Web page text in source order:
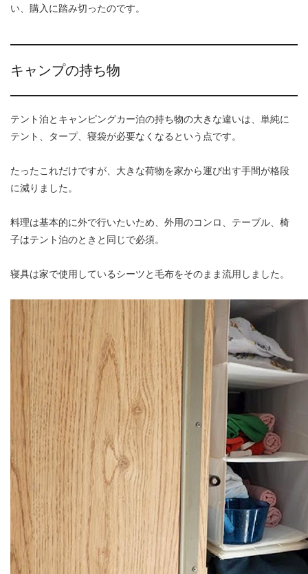
い、購入に踏み切ったのです。
キャンプの持ち物
テント泊とキャンピングカー泊の持ち物の大きな違いは、単純に
テント、タープ、寝袋が必要なくなるという点です。
たったこれだけですが、大きな荷物を家から運び出す手間が格段
に減りました。
料理は基本的に外で行いたいため、外用のコンロ、テーブル、椅
子はテント泊のときと同じで必須。
寝具は家で使用しているシーツと毛布をそのまま流用しました。